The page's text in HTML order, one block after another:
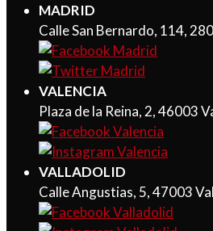
MADRID
Calle San Bernardo, 114,
VALENCIA
Plaza de la Reina, 2, 46003
VALLADOLID
Calle Angustias, 5, 47003